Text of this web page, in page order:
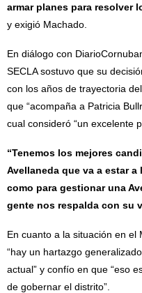
armar planes para resolver
y exigió Machado.
En diálogo con
SECLA sostuvo que su
con los años de trayectoria
que “acompaña a Patricia
cual consideró “un excelente
“Tenemos los mejores
Avellaneda que va a estar
como para gestionar una
gente nos respalda con su
En cuanto a la situación en
“hay un hartazgo
actual” y confío en que “eso
de gobernar el distrito”.